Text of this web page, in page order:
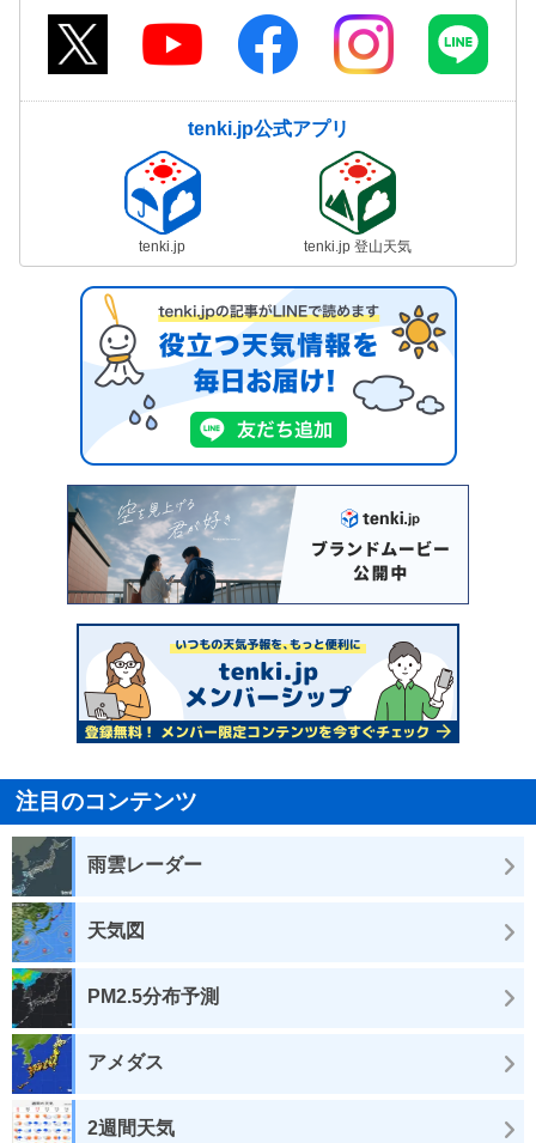
tenki.jp公式アプリ
tenki.jp tenki.jp 登山天気
注目のコンテンツ
雨雲レーダー
天気図
PM2.5分布予測
アメダス
2週間天気